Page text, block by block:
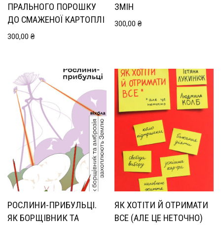
ПРАЛЬНОГО ПОРОШКУ
ДО СМАЖЕНОЇ КАРТОПЛІ
300,00 ₴
ЗМІН
300,00₴
РОСЛИНИ-ПРИБУЛЬЦІ.
ЯК БОРЩІВНИК ТА
ЯК ХОТІТИ Й ОТРИМАТИ
ВСЕ (АЛЕ ЦЕ НЕТОЧНО)